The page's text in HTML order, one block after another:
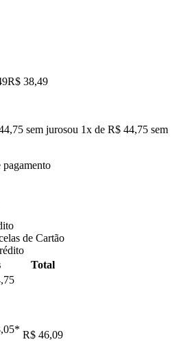
R$ 38,49
sem jurosou 1x de R$ 44,75 sem
pagamento
de Cartão
Total
* R$ 46,09